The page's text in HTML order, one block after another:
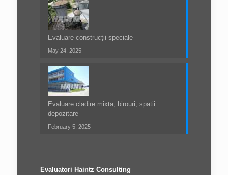
Evaluare construcții speciale
May 24, 2025
Evaluare cladire mixta, birouri, spatii
depozitare
February 5, 2025
Evaluatori Haintz Consulting